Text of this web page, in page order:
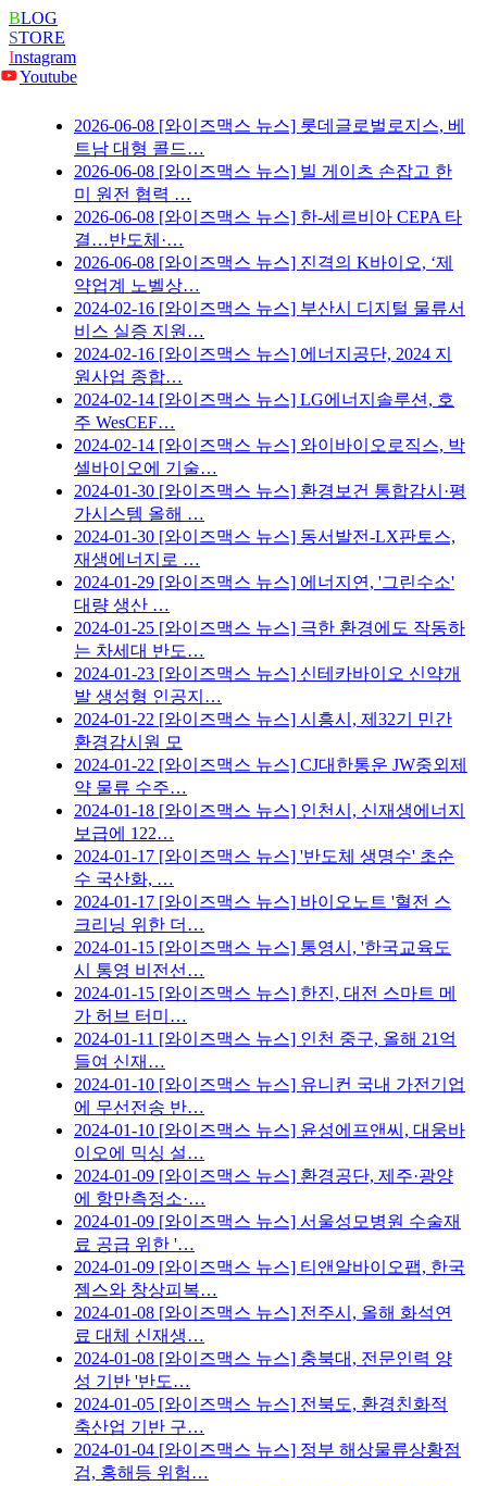
BLOG
STORE
Instagram
Youtube
2026-06-08 [와이즈맥스 뉴스] 롯데글로벌로지스, 베
트남 대형 콜드…
2026-06-08 [와이즈맥스 뉴스] 빌 게이츠 손잡고 한
미 원전 협력 …
2026-06-08 [와이즈맥스 뉴스] 한-세르비아 CEPA 타
결…반도체·…
2026-06-08 [와이즈맥스 뉴스] 진격의 K바이오, ‘제
약업계 노벨상…
2024-02-16 [와이즈맥스 뉴스] 부산시 디지털 물류서
비스 실증 지원…
2024-02-16 [와이즈맥스 뉴스] 에너지공단, 2024 지
원사업 종합…
2024-02-14 [와이즈맥스 뉴스] LG에너지솔루션, 호
주 WesCEF…
2024-02-14 [와이즈맥스 뉴스] 와이바이오로직스, 박
셀바이오에 기술…
2024-01-30 [와이즈맥스 뉴스] 환경보건 통합감시·평
가시스템 올해 …
2024-01-30 [와이즈맥스 뉴스] 동서발전-LX판토스,
재생에너지로 …
2024-01-29 [와이즈맥스 뉴스] 에너지연, '그린수소'
대량 생산 …
2024-01-25 [와이즈맥스 뉴스] 극한 환경에도 작동하
는 차세대 반도…
2024-01-23 [와이즈맥스 뉴스] 신테카바이오 신약개
발 생성형 인공지…
2024-01-22 [와이즈맥스 뉴스] 시흥시, 제32기 민간
환경감시원 모
2024-01-22 [와이즈맥스 뉴스] CJ대한통운 JW중외제
약 물류 수주…
2024-01-18 [와이즈맥스 뉴스] 인천시, 신재생에너지
보급에 122…
2024-01-17 [와이즈맥스 뉴스] '반도체 생명수' 초순
수 국산화, …
2024-01-17 [와이즈맥스 뉴스] 바이오노트 '혈전 스
크리닝 위한 더…
2024-01-15 [와이즈맥스 뉴스] 통영시, '한국교육도
시 통영 비전선…
2024-01-15 [와이즈맥스 뉴스] 한진, 대전 스마트 메
가 허브 터미…
2024-01-11 [와이즈맥스 뉴스] 인천 중구, 올해 21억
들여 신재…
2024-01-10 [와이즈맥스 뉴스] 유니컨 국내 가전기업
에 무선전송 반…
2024-01-10 [와이즈맥스 뉴스] 윤성에프앤씨, 대웅바
이오에 믹싱 설…
2024-01-09 [와이즈맥스 뉴스] 환경공단, 제주·광양
에 항만측정소·…
2024-01-09 [와이즈맥스 뉴스] 서울성모병원 수술재
료 공급 위한 '…
2024-01-09 [와이즈맥스 뉴스] 티앤알바이오팹, 한국
젬스와 창상피복…
2024-01-08 [와이즈맥스 뉴스] 전주시, 올해 화석연
료 대체 신재생…
2024-01-08 [와이즈맥스 뉴스] 충북대, 전문인력 양
성 기반 '반도…
2024-01-05 [와이즈맥스 뉴스] 전북도, 환경친화적
축산업 기반 구…
2024-01-04 [와이즈맥스 뉴스] 정부 해상물류상황점
검, 홍해등 위험…